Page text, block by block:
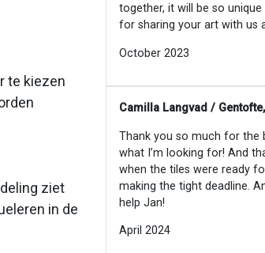
te kiezen
ziet
in de
together, it will be so
for sharing your art with us
October 2023
Camilla Langvad /
Thank you so much for the
what I’m looking for! And
when the tiles were ready
making the tight deadline.
help Jan!
April 2024